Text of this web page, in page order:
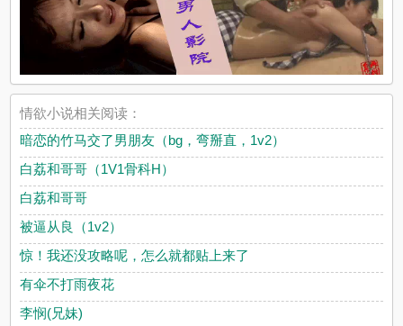
情欲小说相关阅读：
暗恋的竹马交了男朋友（bg，弯掰直，1v2）
白荔和哥哥（1V1骨科H）
白荔和哥哥
被逼从良（1v2）
惊！我还没攻略呢，怎么就都贴上来了
有伞不打雨夜花
李悯(兄妹)